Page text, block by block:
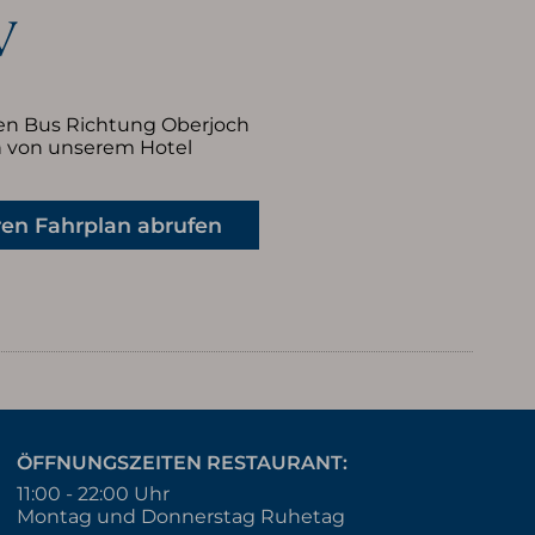
Bus Richtung Oberjoch
von unserem Hotel
Fahrplan abrufen
ÖFFNUNGSZEITEN RESTAURANT:
11:00 - 22:00 Uhr
Montag und Donnerstag Ruhetag